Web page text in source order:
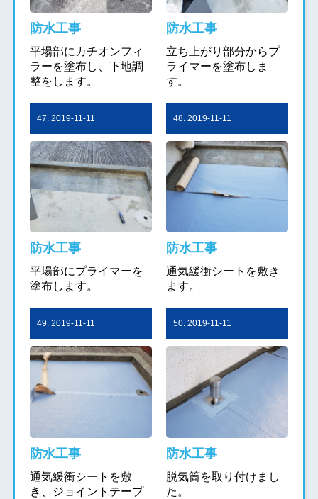
防水工事
平場部にカチオンフィ
ラーを塗布し、下地調
整をします。
防水工事
立ち上がり部分からプ
ライマーを塗布しま
す。
47. 2019-11-11
防水工事
平場部にプライマーを
塗布します。
48. 2019-11-11
防水工事
通気緩衝シートを敷き
ます。
49. 2019-11-11
防水工事
通気緩衝シートを敷
き、ジョイントテープ
50. 2019-11-11
防水工事
脱気筒を取り付けまし
た。